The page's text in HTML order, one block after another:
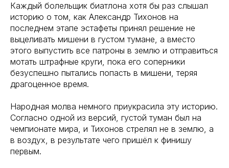
Каждый болельщик биатлона хотя бы раз слышал
историю о том, как Александр Тихонов на
последнем этапе эстафеты принял решение не
выцеливать мишени в густом тумане, а вместо
этого выпустить все патроны в землю и отправиться
мотать штрафные круги, пока его соперники
безуспешно пытались попасть в мишени, теряя
драгоценное время.
Народная молва немного приукрасила эту историю.
Согласно одной из версий, густой туман был на
чемпионате мира, и Тихонов стрелял не в землю, а
в воздух, в результате чего пришёл к финишу
первым.